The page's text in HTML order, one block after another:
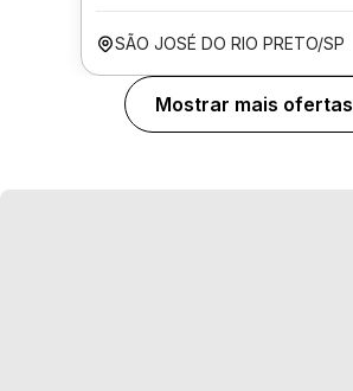
SÃO JOSÉ DO RIO PRETO/SP
Mostrar mais ofertas